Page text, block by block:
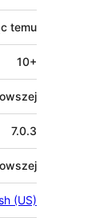
temu
10+
7.0.3
(US)